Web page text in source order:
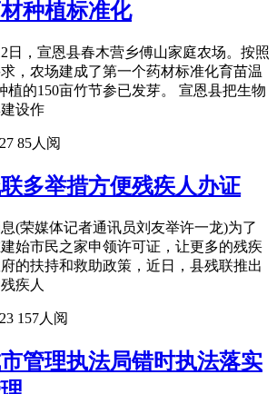
种植标准化
日，宣恩县春木营乡傅山家庭农场。按照
，农场建成了第一个药材标准化育苗温
植的150亩竹节参已发芽。 宣恩县把生物
设作
85人阅
多举措方便残疾人办证
(荣媒体记者通讯员刘友举许一龙)为了
始市民之家申领许可证，让更多的残疾
的扶持和救助政策，近日，县残联推出
疾人
157人阅
管理执法局错时执法落实